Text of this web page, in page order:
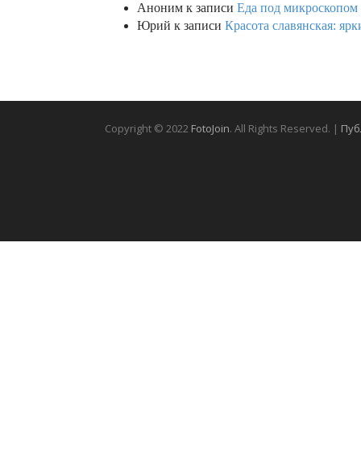
Аноним к записи Еда под микроскопом
Юрий к записи Красота славянская:
Copyright © 2022 FotoJoin. All Rights Reserved. |